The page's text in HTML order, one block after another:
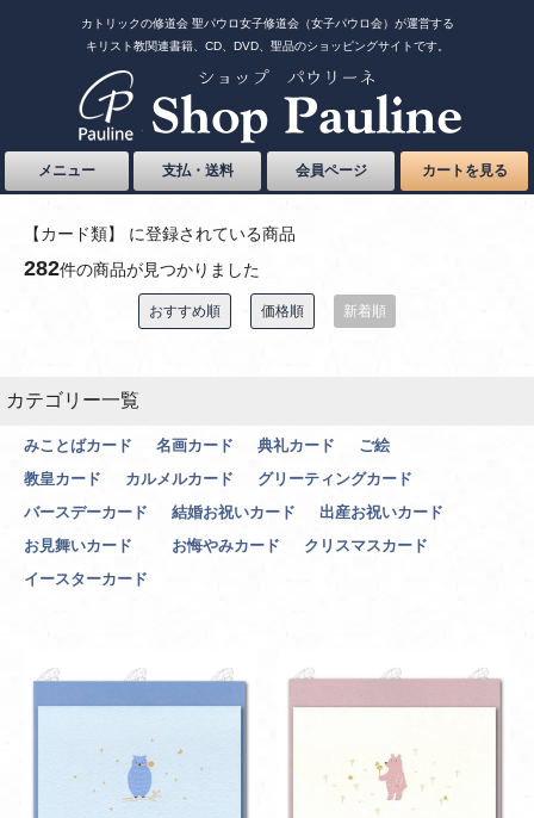
カトリックの修道会 聖パウロ女子修道会（女子パウロ会）が運営する
キリスト教関連書籍、CD、DVD、聖品のショッピングサイトです。
メニュー 支払・送料 会員ページ カートを見る
【カード類】 に登録されている商品
282件の商品が見つかりました
おすすめ順 価格順 新着順
カテゴリー一覧
みことばカード 名画カード 典礼カード
ご絵
教皇カード
カルメルカード
グリーティングカード
バースデーカード
結婚お祝いカード
出産お祝いカード
お見舞いカード
お悔やみカード
クリスマスカード
イースターカード